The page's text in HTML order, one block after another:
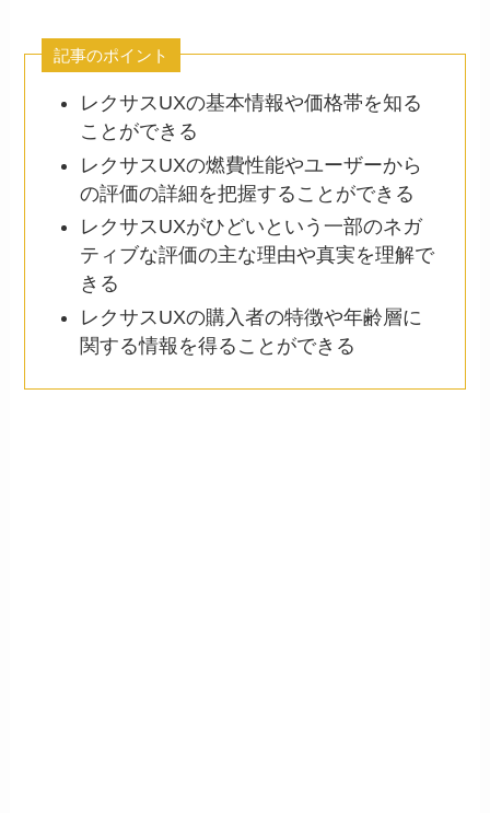
記事のポイント
レクサスUXの基本情報や価格帯を知る
ことができる
レクサスUXの燃費性能やユーザーから
の評価の詳細を把握することができる
レクサスUXがひどいという一部のネガ
ティブな評価の主な理由や真実を理解で
きる
レクサスUXの購入者の特徴や年齢層に
関する情報を得ることができる